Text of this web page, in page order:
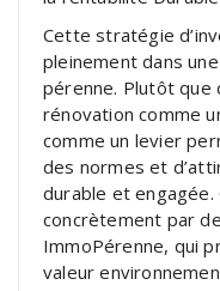
Cette stratégie
pleinement dans
pérenne. Plutôt que
rénovation comme
comme un levier
des normes et
durable et
concrètement par
ImmoPérenne, qui
valeur